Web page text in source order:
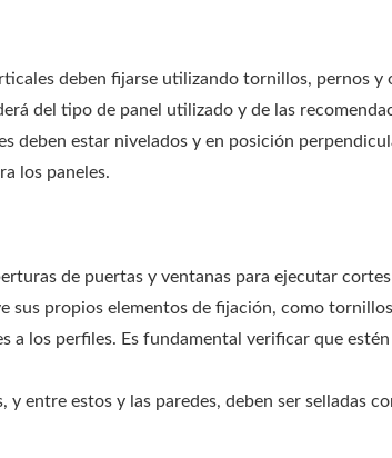
deben fijarse utilizando tornillos, pernos y
del tipo de panel utilizado y de las
deben estar nivelados y en posición
los paneles.
de puertas y ventanas para ejecutar
sus propios elementos de fijación, como
a los perfiles. Es fundamental verificar que
y entre estos y las paredes, deben ser selladas